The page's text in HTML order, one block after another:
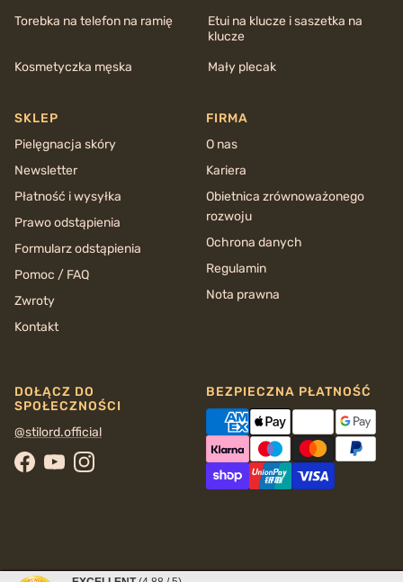
Torebka na telefon na ramię
Etui na klucze i saszetka na
klucze
Kosmetyczka męska
Mały plecak
SKLEP
Pielęgnacja skóry
Newsletter
Płatność i wysyłka
Prawo odstąpienia
Formularz odstąpienia
Pomoc / FAQ
Zwroty
Kontakt
FIRMA
O nas
Kariera
Obietnica zrównoważonego
rozwoju
Ochrona danych
Regulamin
Nota prawna
DOŁĄCZ DO
SPOŁECZNOŚCI
@stilord.official
Facebook
YouTubeInstagram
BEZPIECZNA PŁATNOŚĆ